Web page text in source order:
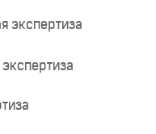
экспертиза